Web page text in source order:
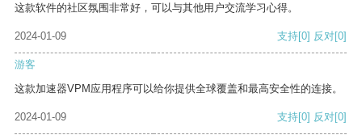
这款软件的社区氛围非常好，可以与其他用户交流学习心得。
2024-01-09 支持[0] 反对[0]
游客
这款加速器VPM应用程序可以给你提供全球覆盖和最高安全性的连接。
2024-01-09 支持[0] 反对[0]